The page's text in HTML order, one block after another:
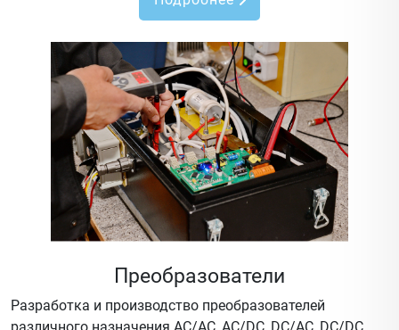
Преобразователи
Разработка и производство преобразователей